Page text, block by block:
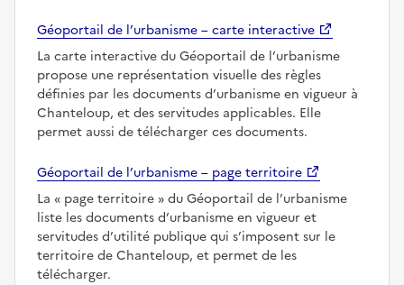
Géoportail de l’urbanisme – carte interactive
La carte interactive du Géoportail de l’urbanisme
propose une représentation visuelle des règles
définies par les documents d’urbanisme en vigueur à
Chanteloup, et des servitudes applicables. Elle
permet aussi de télécharger ces documents.
Géoportail de l’urbanisme – page territoire
La
page territoire
du Géoportail de l’urbanisme
liste les documents d’urbanisme en vigueur et
servitudes d’utilité publique qui s’imposent sur le
territoire de Chanteloup, et permet de les
télécharger.